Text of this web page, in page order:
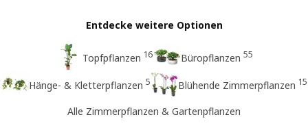
Entdecke weitere Optionen
Topfpflanzen 16 Büropflanzen 55
Hänge- & Kletterpflanzen 5 Blühende Zimmerpflanzen 15
Alle Zimmerpflanzen & Gartenpflanzen